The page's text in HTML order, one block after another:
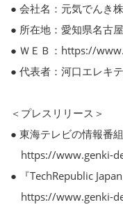
● 会社名：元気でんき
● 所在地：愛知県名古
● ＷＥＢ：https://
● 代表者：河口エレキ
＜プレスリリース＞
● 東海テレビの情報番
https://www.genki-
● 『TechRepublic
https://www.genki-